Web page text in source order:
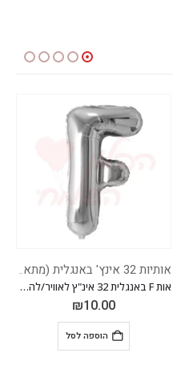
אות F באנגלית 32 אינ"ץ לאוויר/להליום